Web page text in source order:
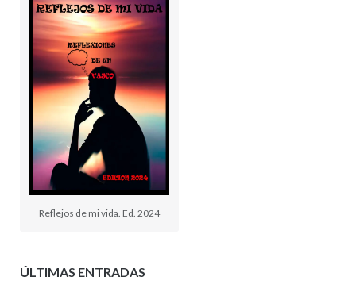
Reflejos de mi vida. Ed. 2024
ÚLTIMAS ENTRADAS